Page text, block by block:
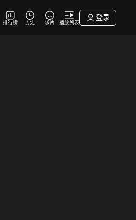
排行榜 历史 求片 播放列表
登录